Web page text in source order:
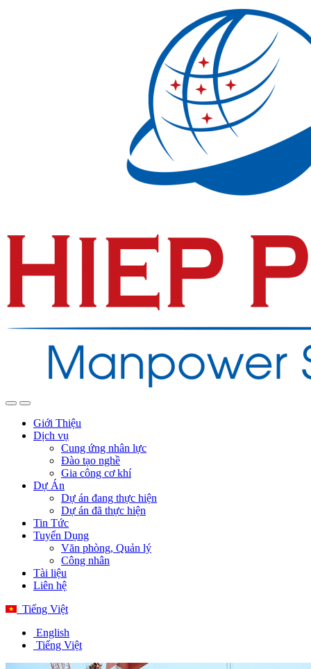
Giới Thiệu
Dịch vụ
Cung ứng nhân lực
Đào tạo nghề
Gia công cơ khí
Dự Án
Dự án đang thực hiện
Dự án đã thực hiện
Tin Tức
Tuyển Dụng
Văn phòng, Quản lý
Công nhân
Tài liệu
Liên hệ
Tiếng Việt
English
Tiếng Việt